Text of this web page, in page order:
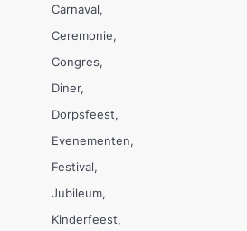
Carnaval
Ceremonie
Congres
Diner
Dorpsfeest
Evenementen
Festival
Jubileum
Kinderfeest